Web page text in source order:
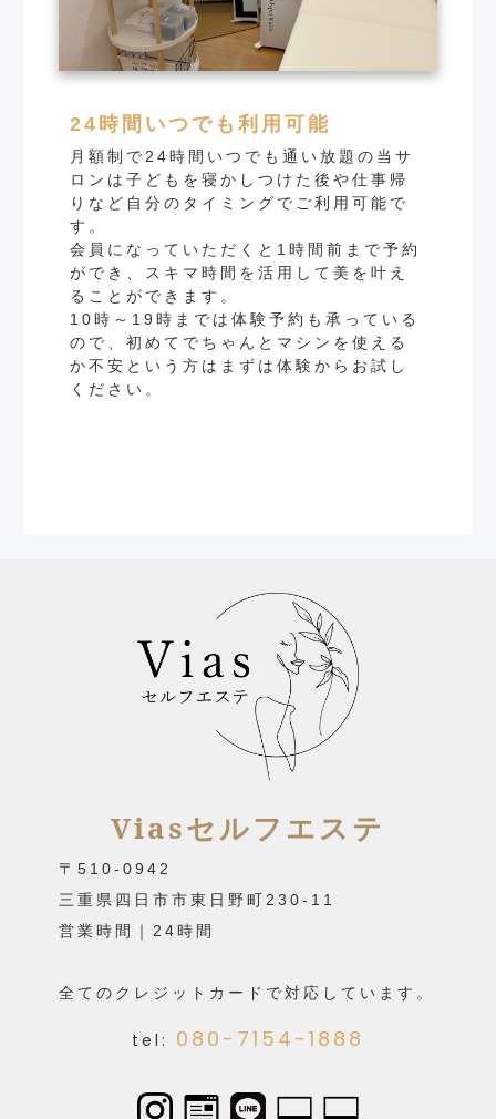
24時間いつでも利用可能
月額制で24時間いつでも通い放題の当サ
ロンは子どもを寝かしつけた後や仕事帰
りなど自分のタイミングでご利用可能で
す。
会員になっていただくと1時間前まで予約
ができ、スキマ時間を活用して美を叶え
ることができます。
10時～19時までは体験予約も承っている
ので、初めてでちゃんとマシンを使える
か不安という方はまずは体験からお試し
ください。
Viasセルフエステ
〒510-0942
三重県四日市市東日野町230-11
営業時間｜24時間
全てのクレジットカードで対応しています。
tel: 080-7154-1888